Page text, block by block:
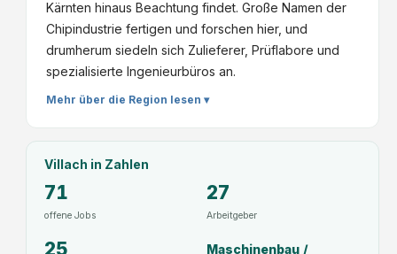
Kärnten hinaus Beachtung findet. Große Namen der
Chipindustrie fertigen und forschen hier, und
drumherum siedeln sich Zulieferer, Prüflabore und
spezialisierte Ingenieurbüros an.
Mehr über die Region lesen ▾
Villach in Zahlen
71
offene Jobs
27
Arbeitgeber
25
Maschinenbau /